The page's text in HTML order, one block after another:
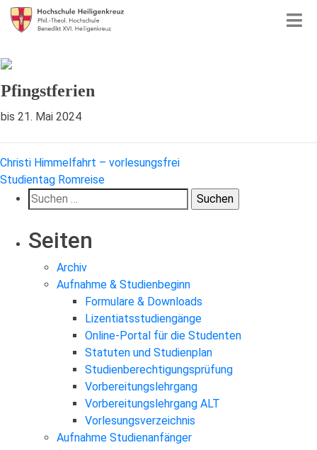
Pfingstferien
bis 21. Mai 2024
Beitragsnavigation
Christi Himmelfahrt – vorlesungsfrei
Studientag Romreise
Suchen
nach:
Seiten
Archiv
Aufnahme & Studienbeginn
Formulare & Downloads
Lizentiatsstudiengänge
Online-Portal für die Studenten
Statuten und Studienplan
Studienberechtigungsprüfung
Vorbereitungslehrgang
Vorbereitungslehrgang ALT
Vorlesungsverzeichnis
Aufnahme Studienanfänger